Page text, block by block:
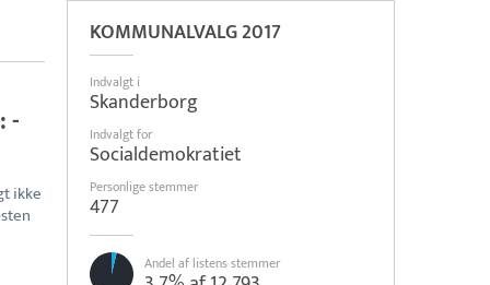
KOMMUNALVALG 2017
Indvalgt i
Skanderborg
Indvalgt for
Socialdemokratiet
Personlige stemmer
477
Andel af listens stemmer
-
ikke